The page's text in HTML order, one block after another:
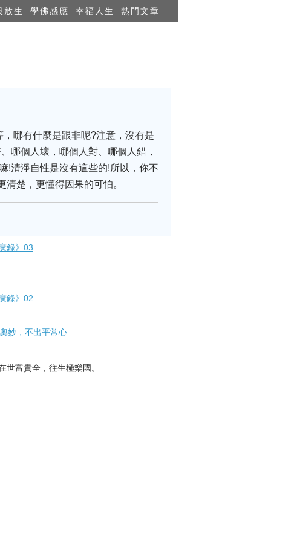
放生 學佛感應 幸福人生 熱門文章
哪有什麼是跟非呢?注意，沒有是
哪個人壞，哪個人對、哪個人錯，
!清淨自性是沒有這些的!所以，你不
楚，更懂得因果的可怕。
錄》03
錄》02
妙，不出平常心
富貴全，往生極樂國。